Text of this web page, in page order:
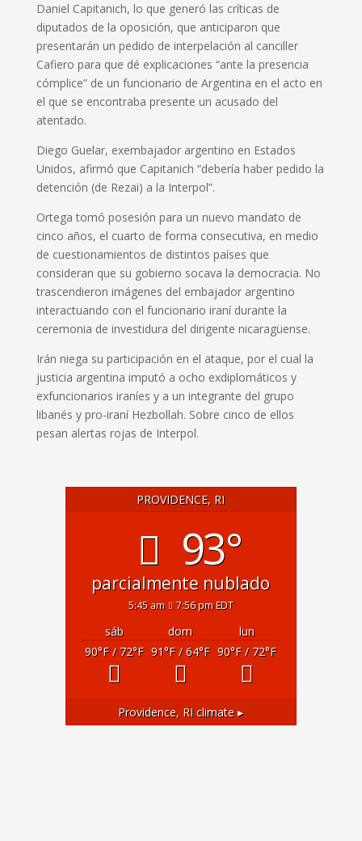
Daniel Capitanich, lo que generó las críticas de
diputados de la oposición, que anticiparon que
presentarán un pedido de interpelación al canciller
Cafiero para que dé explicaciones “ante la presencia
cómplice” de un funcionario de Argentina en el acto en
el que se encontraba presente un acusado del
atentado.
Diego Guelar, exembajador argentino en Estados
Unidos, afirmó que Capitanich “debería haber pedido la
detención (de Rezai) a la Interpol”.
Ortega tomó posesión para un nuevo mandato de
cinco años, el cuarto de forma consecutiva, en medio
de cuestionamientos de distintos países que
consideran que su gobierno socava la democracia. No
trascendieron imágenes del embajador argentino
interactuando con el funcionario iraní durante la
ceremonia de investidura del dirigente nicaragüense.
Irán niega su participación en el ataque, por el cual la
justicia argentina imputó a ocho exdiplomáticos y
exfuncionarios iraníes y a un integrante del grupo
libanés y pro-iraní Hezbollah. Sobre cinco de ellos
pesan alertas rojas de Interpol.
PROVIDENCE, RI
93°
parcialmente nublado
5:45 am 7:56 pm EDT
sáb dom
lun
90°F/ 72°F 91°F/ 64°F 90°F/ 72°F
Providence, RI climate ▸